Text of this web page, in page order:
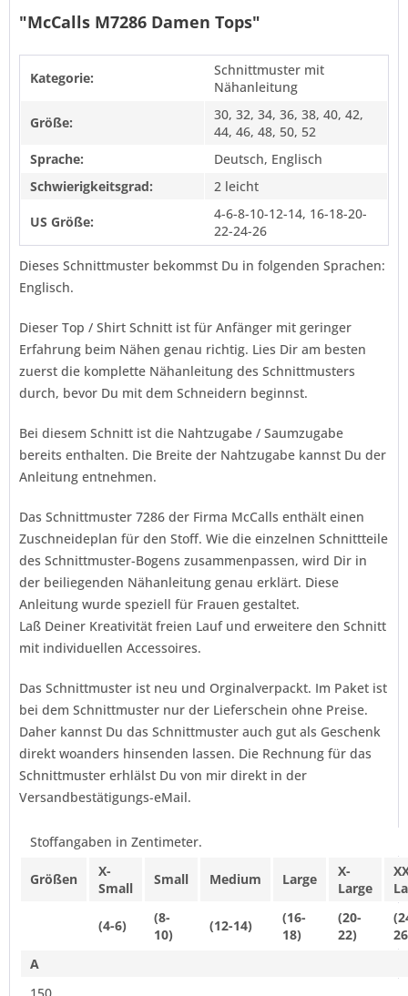
"McCalls M7286 Damen Tops"
Kategorie:
Schnittmuster mit
Nähanleitung
Größe:
30, 32, 34, 36, 38, 40, 42,
44, 46, 48, 50, 52
Sprache:
Deutsch, Englisch
Schwierigkeitsgrad:
2 leicht
US Größe:
4-6-8-10-12-14, 16-18-20-
22-24-26
Dieses Schnittmuster bekommst Du in folgenden Sprachen:
Englisch.
Dieser Top / Shirt Schnitt ist für Anfänger mit geringer
Erfahrung beim Nähen genau richtig. Lies Dir am besten
zuerst die komplette Nähanleitung des Schnittmusters
durch, bevor Du mit dem Schneidern beginnst.
Bei diesem Schnitt ist die Nahtzugabe / Saumzugabe
bereits enthalten. Die Breite der Nahtzugabe kannst Du der
Anleitung entnehmen.
Das Schnittmuster 7286 der Firma McCalls enthält einen
Zuschneideplan für den Stoff. Wie die einzelnen Schnittteile
des Schnittmuster-Bogens zusammenpassen, wird Dir in
der beiliegenden Nähanleitung genau erklärt. Diese
Anleitung wurde speziell für Frauen gestaltet.
Laß Deiner Kreativität freien Lauf und erweitere den Schnitt
mit individuellen Accessoires.
Das Schnittmuster ist neu und Orginalverpackt. Im Paket ist
bei dem Schnittmuster nur der Lieferschein ohne Preise.
Daher kannst Du das Schnittmuster auch gut als Geschenk
direkt woanders hinsenden lassen. Die Rechnung für das
Schnittmuster erhlälst Du von mir direkt in der
Versandbestätigungs-eMail.
Stoffangaben in Zentimeter.
Größen
X-
Small
Small Medium Large
X-
Large
(4-6)
(8-
10)
(12-14)
(16-
18)
(20-
22)
A